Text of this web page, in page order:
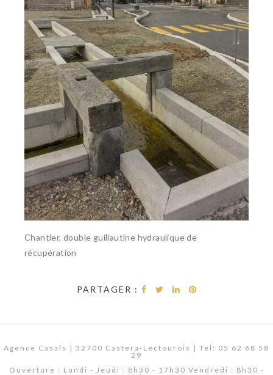
Chantier, double guillautine hydraulique de
récupération
PARTAGER :
Agence Casals | 32700 Castera-Lectourois | Tél: 05 62 68 58
29
Ouverture : Lundi - Jeudi : 8h30 - 17h30 Vendredi : 8h30 -